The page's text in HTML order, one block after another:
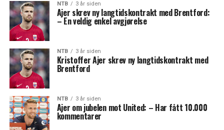
NTB 3 år siden
Ajer skrev ny langtidskontrakt med Brentford:
– En veldig enkel avgjørelse
NTB 3 år siden
Kristoffer Ajer skrev ny langtidskontrakt med
Brentford
NTB 3 år siden
Ajer om jubelen mot United: – Har fått 10.000
kommentarer